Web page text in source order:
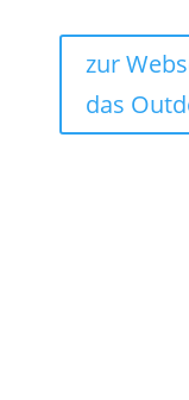
zur
das